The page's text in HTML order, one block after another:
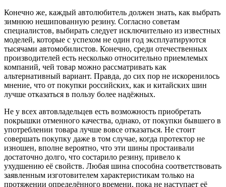
Конечно же, каждый автолюбитель должен знать, как выбрать
зимнюю нешипованную резину. Согласно советам
специалистов, выбирать следует исключительно из известных
моделей, которые с успехом не один год эксплуатируются
тысячами автомобилистов. Конечно, среди отечественных
производителей есть несколько относительно приемлемых
компаний, чей товар можно рассматривать как
альтернативный вариант. Правда, до сих пор не искоренилось
мнение, что от покупки российских, как и китайских шин
лучше отказаться в пользу более надёжных.
Не у всех автовладельцев есть возможность приобретать
покрышки отменного качества, однако, от покупки бывшего в
употреблении товара лучше вовсе отказаться. Не стоит
совершать покупку даже в том случае, когда протектор не
изношен, вполне вероятно, что эти шины простаивали
достаточно долго, что состарило резину, привело к
ухудшению её свойств. Любая шина способна соответствовать
заявленным изготовителем характеристикам только на
протяжении определённого времени, пока не наступает её